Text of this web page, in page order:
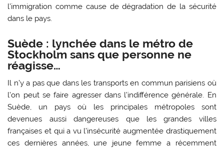
l’immigration comme cause de dégradation de la sécurité
dans le pays.
Suède : lynchée dans le métro de
Stockholm sans que personne ne
réagisse…
Il n’y a pas que dans les transports en commun parisiens où
l’on peut se faire agresser dans l’indifférence générale. En
Suède, un pays où les principales métropoles sont
devenues aussi dangereuses que les grandes villes
françaises et qui a vu l’insécurité augmentée drastiquement
ces dernières années, une jeune femme a récemment